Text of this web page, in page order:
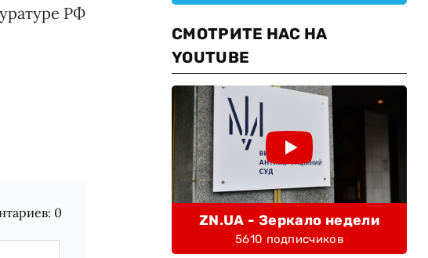
РФ
0
СМОТРИТЕ НАС НА
YOUTUBE
ZN.UA - Зеркало недели
5610 подписчиков